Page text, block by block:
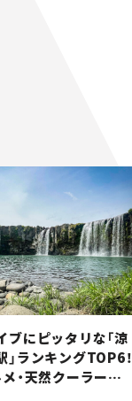
ブにピッタリな「涼
」ランキングTOP6！
・天然クーラーな